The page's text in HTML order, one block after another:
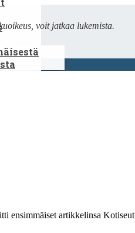
voit jatkaa lukemista.
ensimmäiset artikkelinsa